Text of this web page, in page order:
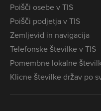
Poišči osebe v TIS
Poišči podjetja v TIS
Zemljevid in navigacija
Telefonske številke v TIS
Pomembne lokalne
Klicne številke držav po